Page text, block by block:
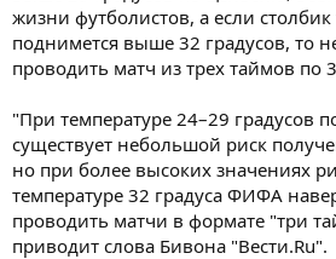
жизни футболистов, а если
поднимется выше 32 градусов, то
проводить матч из трех таймов по
"При температуре 24–29 градусов
существует небольшой риск
но при более высоких значениях
температуре 32 градуса ФИФА
проводить матчи в формате "три
приводит слова Бивона "Вести.Ru".